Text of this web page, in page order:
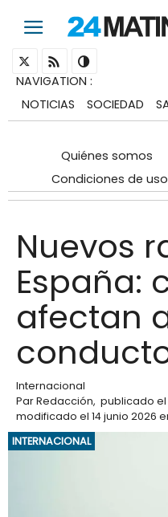
NAVIGATION :
NOTICIAS
SOCIEDAD
Quiénes somos
Condiciones de
Nuevos
España:
afectan
Internacional
ParRedacción, publicado el
modificado el 14 junio 2026 en
INTERNACIONAL